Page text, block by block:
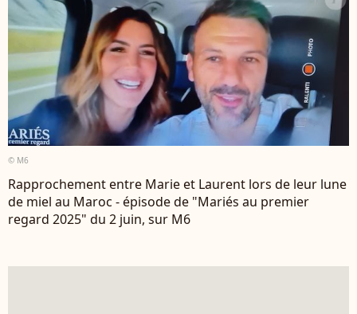
© M6
Rapprochement entre Marie et Laurent lors de leur lune
de miel au Maroc - épisode de "Mariés au premier
regard 2025" du 2 juin, sur M6